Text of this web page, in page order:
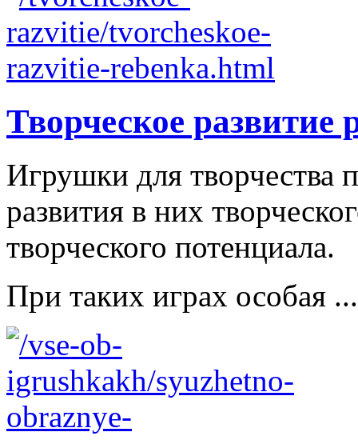
Творческое развитие
Игрушки для творчества
развития в них
творческого потенциала.
При таких играх особая ...